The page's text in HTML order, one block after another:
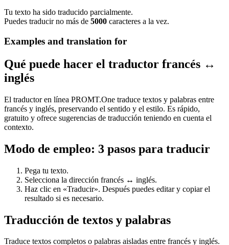
Tu texto ha sido traducido parcialmente.
Puedes traducir no más de 5000 caracteres a la vez.
Examples and translation for
Qué puede hacer el traductor francés ↔
inglés
El traductor en línea PROMT.One traduce textos y palabras entre
francés y inglés, preservando el sentido y el estilo. Es rápido,
gratuito y ofrece sugerencias de traducción teniendo en cuenta el
contexto.
Modo de empleo: 3 pasos para traducir
Pega tu texto.
Selecciona la dirección francés ↔ inglés.
Haz clic en «Traducir». Después puedes editar y copiar el
resultado si es necesario.
Traducción de textos y palabras
Traduce textos completos o palabras aisladas entre francés y inglés.